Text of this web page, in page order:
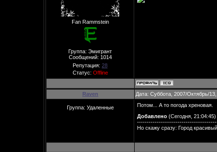
Fan Rammstein
Группа: Эмигрант
Сообщений: 1014
Репутация: 28
Статус: Offline
Raven Дата: Суббота, 2007/Октябрь/
Группа: Удаленные
Потом... А то погода хреновая.
Добавлено (Сегодня, 21:04:45)
Но скажу сразу: Город